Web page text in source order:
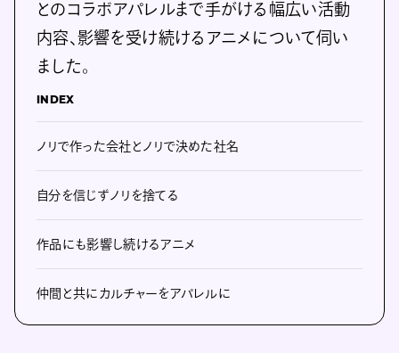
とのコラボアパレルまで手がける幅広い活動
内容、影響を受け続けるアニメについて伺い
ました。
INDEX
ノリで作った会社とノリで決めた社名
自分を信じずノリを捨てる
作品にも影響し続けるアニメ
仲間と共にカルチャーをアパレルに